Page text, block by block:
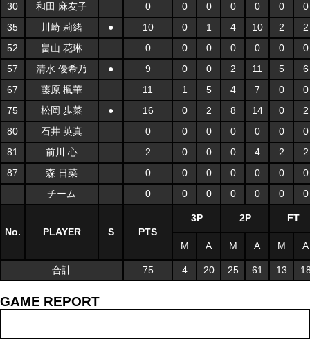
30
和田 麻友子 0 0 0 0 0 0
0
35
川崎 莉緒 ● 10 0 1 4 10 2
2
52
畠山 花琳 0 0 0 0 0 0
0
57
清水 優希乃 ● 9 0 0 2 11 5
6
67
藤原 楓華 11 1 5 4 7 0
0
75
松岡 歩菜 ● 16 0 2 8 14 0
2
80
石井 英真 0 0 0 0 0 0
0
81
前川 心 2 0 0 0 4 2
2
87
森 日菜 0 0 0 0 0 0
0
チーム
0 0 0 0 0 0 0
No. PLAYER S PTS
3P 2P FT
M A M A M A
合計 75 4 20 25 61 13
GAME REPORT